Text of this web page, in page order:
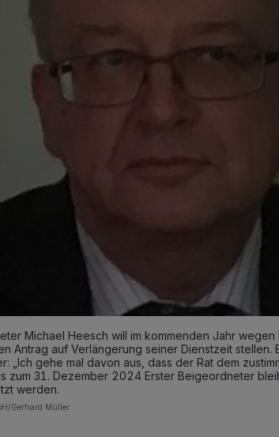
Michael Heesch will im kommenden Jahr
Antrag auf Verlängerung seiner Dienstzeit stellen.
„Ich gehe mal davon aus, dass der Rat dem
zum 31. Dezember 2024 Erster Beigeordneter
werden.
Gerhard Müller